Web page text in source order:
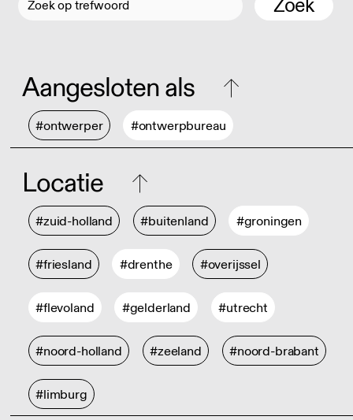
Zoek
Aangesloten als
#ontwerper #ontwerpbureau
Locatie
#zuid-holland #buitenland #groningen
#friesland #drenthe #overijssel
#flevoland #gelderland #utrecht
#noord-holland #zeeland #noord-brabant
#limburg